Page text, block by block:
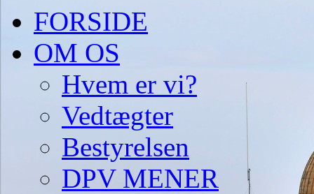
FORSIDE
OM OS
Hvem er vi?
Vedtægter
Bestyrelsen
DPV MENER